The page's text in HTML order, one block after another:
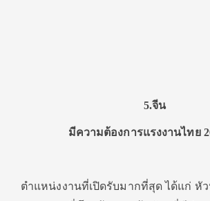
5.จีน
มีความต้องการแรงงานไทย
ตำแหน่งงานที่เปิดรับมากที่สุด ได้แก่ หั